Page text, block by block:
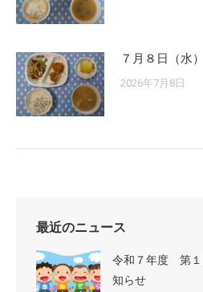
７月８日（水）
2026年7月8日
最近のニュース
令和７年度 第
知らせ